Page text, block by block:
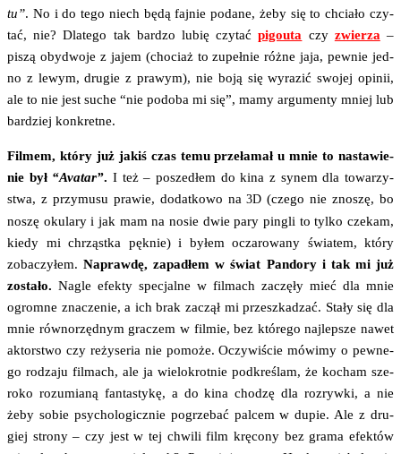
tu”. No i do tego niech będą faj­nie poda­ne, żeby się to chcia­ło czy­
tać, nie? Dla­te­go tak bar­dzo lubię czy­taćpigo­uta czy zwie­rza –
piszą oby­dwo­je z jajem (cho­ciaż to zupeł­nie róż­ne jaja, pew­nie jed­
no z lewym, dru­gie z pra­wym), nie boją się wyra­zić swo­jej opi­nii,
ale to nie jest suche “nie podo­ba mi się”, mamy argu­men­ty mniej lub
bar­dziej konkretne.
Fil­mem, któ­ry już jakiś czas temu prze­ła­mał u mnie to nasta­wie­
nie był “Ava­tar”. I też – posze­dłem do kina z synem dla towa­rzy­
stwa, z przy­mu­su pra­wie, dodat­ko­wo na3D (cze­go nie zno­szę, bo
noszę oku­la­ry i jak mam na nosie dwie pary pin­gli to tyl­ko cze­kam,
kie­dy mi chrząst­ka pęk­nie) i byłem ocza­ro­wa­ny świa­tem, któ­ry
zoba­czy­łem.Napraw­dę, zapa­dłem w świat Pan­do­ry i tak mi już
zosta­ło. Nagle efek­ty spe­cjal­ne w fil­mach zaczę­ły mieć dla mnie
ogrom­ne zna­cze­nie, a ich brak zaczął mi prze­szka­dzać. Sta­ły się dla
mnie rów­no­rzęd­nym gra­czem w fil­mie, bez któ­re­go naj­lep­sze nawet
aktor­stwo czy reży­se­ria nie pomo­że. Oczy­wi­ście mówi­my o pew­ne­
go rodza­ju fil­mach, ale ja wie­lo­krot­nie pod­kre­ślam, że kocham sze­
ro­ko rozu­mia­ną fan­ta­sty­kę, a do kina cho­dzę dla roz­ryw­ki, a nie
żeby sobie psy­cho­lo­gicz­nie pogrze­bać pal­cem w dupie. Ale z dru­
giej stro­ny – czy jest w tej chwi­li film krę­co­ny bez gra­ma efek­tów